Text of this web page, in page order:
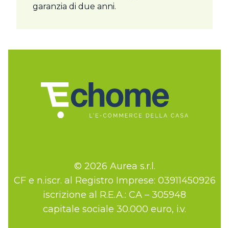
garanzia di due anni.
© 2026 Aurea s.r.l.
CF e n.iscr. al Registro Imprese: 03911450926
iscrizione al R.E.A.: CA – 305948
capitale sociale 30.000 euro, i.v.